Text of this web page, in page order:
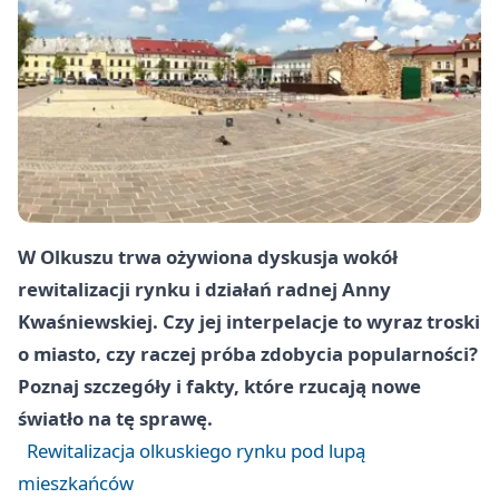
W Olkuszu trwa ożywiona dyskusja wokół
rewitalizacji rynku i działań radnej Anny
Kwaśniewskiej. Czy jej interpelacje to wyraz troski
o miasto, czy raczej próba zdobycia popularności?
Poznaj szczegóły i fakty, które rzucają nowe
światło na tę sprawę.
Rewitalizacja olkuskiego rynku pod lupą
mieszkańców